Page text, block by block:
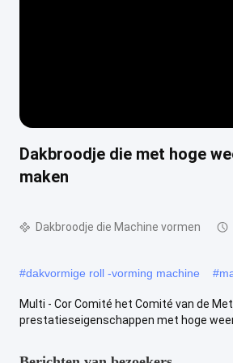
Dakbroodje die met hoge
maken
Dakbroodje die Machine vormen
#dakvormige roll -vorming machine #
Multi - Cor Comité het Comité van de
prestatieseigenschappen met hoge